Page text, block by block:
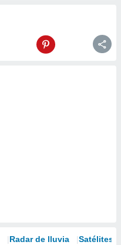
Radar de lluvia Satélites